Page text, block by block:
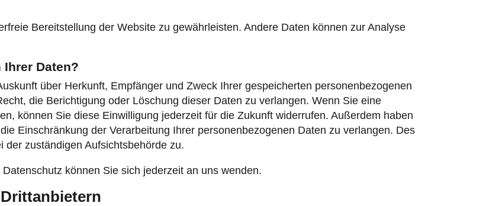
Bereitstellung der Website zu gewährleisten. Andere Daten können zur Analyse
Daten?
über Herkunft, Empfänger und Zweck Ihrer gespeicherten personenbezogenen
die Berichtigung oder Löschung dieser Daten zu verlangen. Wenn Sie eine
können Sie diese Einwilligung jederzeit für die Zukunft widerrufen. Außerdem haben
Einschränkung der Verarbeitung Ihrer personenbezogenen Daten zu verlangen. Des
zuständigen Aufsichtsbehörde zu.
können Sie sich jederzeit an uns wenden.